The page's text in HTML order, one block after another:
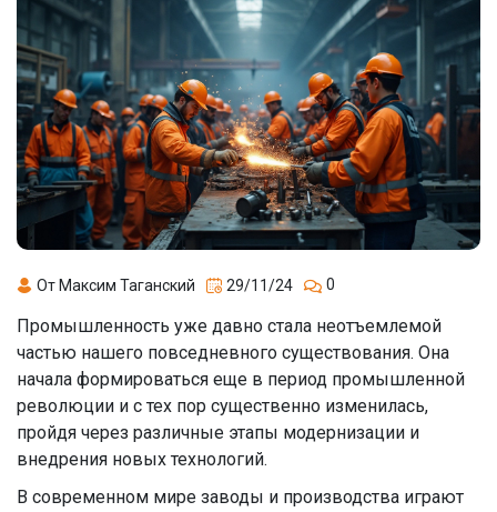
От Максим Таганский 29/11/24 0
Промышленность уже давно стала неотъемлемой
частью нашего повседневного существования. Она
начала формироваться еще в период промышленной
революции и с тех пор существенно изменилась,
пройдя через различные этапы модернизации и
внедрения новых технологий.
В современном мире заводы и производства играют